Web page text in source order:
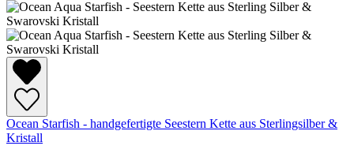
Ocean Starfish - handgefertigte Seestern Kette aus Sterlingsilber &
Kristall